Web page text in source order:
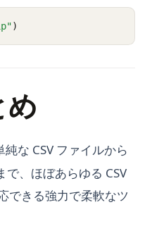
)
め
純な CSV ファイルから
で、ほぼあらゆる CSV
できる強力で柔軟なツ